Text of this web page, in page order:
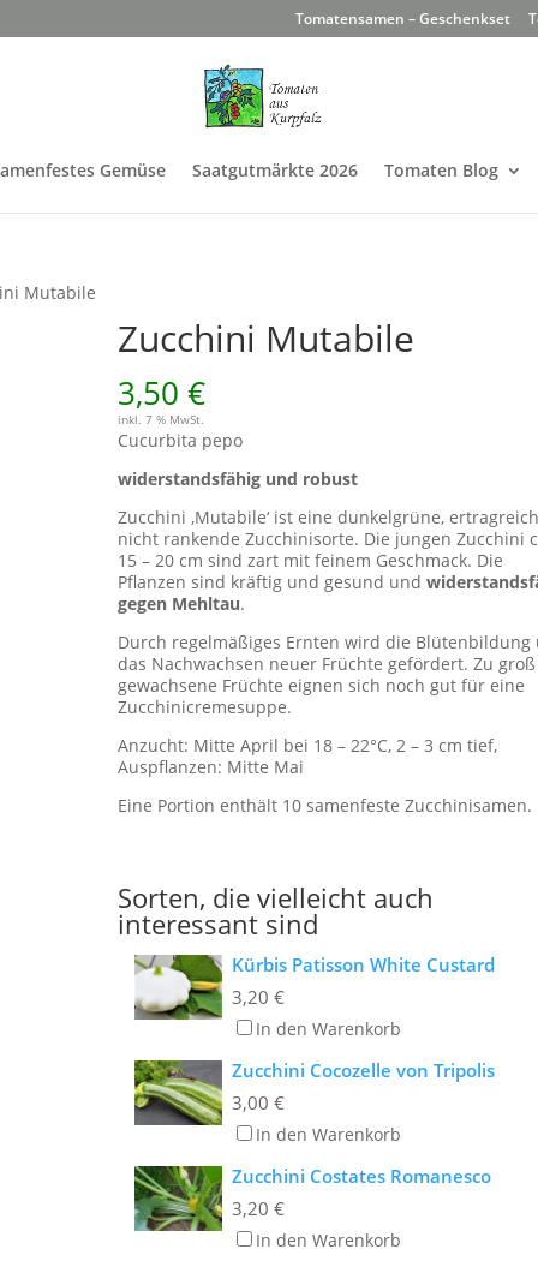
Tomatensamen – Geschenkset
Gemüse Saatgutmärkte 2026 Tomaten Blog
Mutabile
Zucchini Mutabile
3,50€
inkl. 7 % MwSt.
Cucurbita pepo
widerstandsfähig und robust
Zucchini ‚Mutabile‘ ist eine dunkelgrüne,
nicht rankende Zucchinisorte. Die jungen Zucchini
15 – 20 cm sind zart mit feinem Geschmack. Die
Pflanzen sind kräftig und gesund und
gegen Mehltau.
Durch regelmäßiges Ernten wird die Blütenbildung
das Nachwachsen neuer Früchte gefördert. Zu groß
gewachsene Früchte eignen sich noch gut für eine
Zucchinicremesuppe.
Anzucht: Mitte April bei 18 – 22°C, 2 – 3 cm tief,
Auspflanzen: Mitte Mai
Eine Portion enthält 10 samenfeste Zucchinisamen.
Sorten, die vielleicht auch
interessant sind
Kürbis Patisson White Custard
3,20€
In den Warenkorb
Zucchini Cocozelle von Tripolis
3,00€
In den Warenkorb
Zucchini Costates Romanesco
3,20€
In den Warenkorb